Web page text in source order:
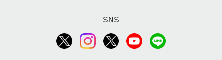
SNS